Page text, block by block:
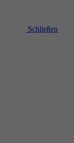
Schließen